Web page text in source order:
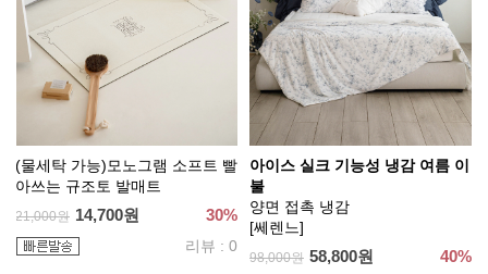
(물세탁 가능)모노그램 소프트 빨
아쓰는 규조토 발매트
21,000원 14,700원 30%
리뷰 : 0
아이스 실크 기능성 냉감 여름 이
불
양면 접촉 냉감
[쎄렌느]
98,000원 58,800원 40%